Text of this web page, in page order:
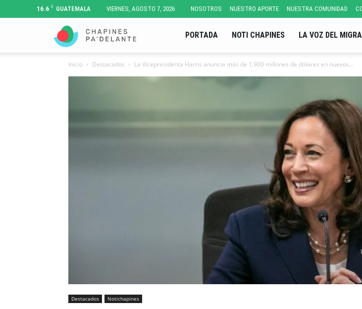
16.6 C GUATEMALA VIERNES, AGOSTO 7, 2026 NOSOTROS NUESTRO APORTE NUESTRA COMUNIDAD
Pa'
PORTADA NOTI CHAPINES LA VOZ DEL
Inicio Destacados La Vicepresidenta Harris anuncia más de 1,900 millones de dólares en nuevos...
Destacados Notichapines